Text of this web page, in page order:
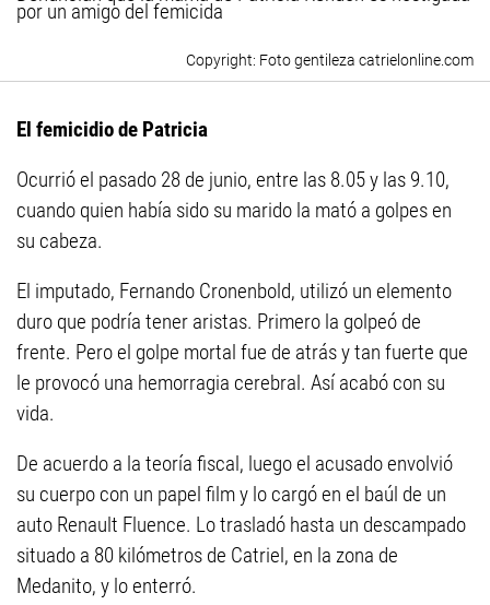
por un amigo del femicida
Foto gentileza catrielonline.com
El femicidio de Patricia
Ocurrió el pasado 28 de junio, entre las 8.05 y las 9.10,
cuando quien había sido su marido la mató a golpes en
su cabeza.
El imputado, Fernando Cronenbold, utilizó un elemento
duro que podría tener aristas. Primero la golpeó de
frente. Pero el golpe mortal fue de atrás y tan fuerte que
le provocó una hemorragia cerebral. Así acabó con su
vida.
De acuerdo a la teoría fiscal, luego el acusado envolvió
su cuerpo con un papel film y lo cargó en el baúl de un
auto Renault Fluence. Lo trasladó hasta un descampado
situado a 80 kilómetros de Catriel, en la zona de
Medanito, y lo enterró.